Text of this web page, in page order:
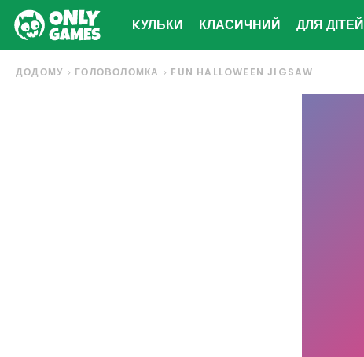
KУЛЬКИ КЛАСИЧНИЙ ДЛЯ ДІТЕЙ
ДОДОМУ ГОЛОВОЛОМКА FUN HALLOWEEN JIGSAW